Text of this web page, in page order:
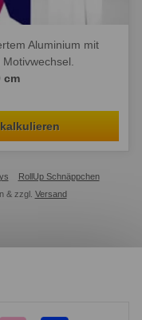
Aluminium mit
cm
RollUp Schnäppchen
& zzgl. Versand